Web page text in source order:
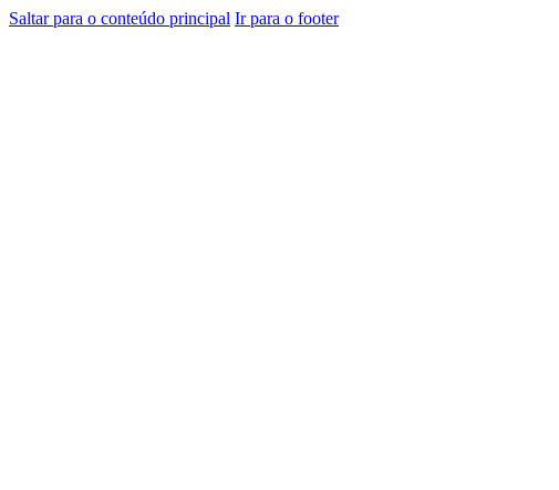
Saltar para o conteúdo principal Ir para o footer